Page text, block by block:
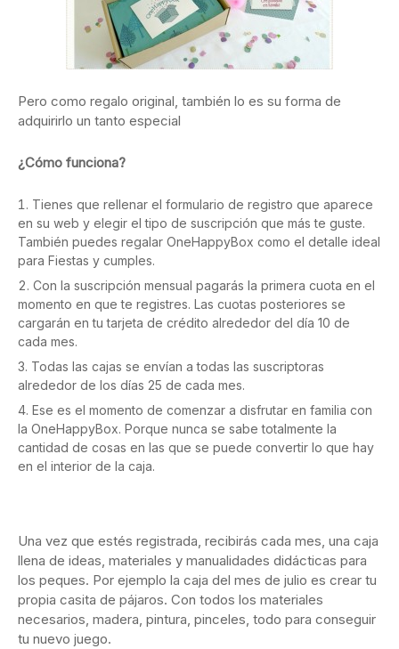
Pero como regalo original, también lo es su forma de
adquirirlo un tanto especial
¿Cómo funciona?
Tienes que rellenar el formulario de registro que aparece
en su web y elegir el tipo de suscripción que más te guste.
También puedes regalar OneHappyBox como el detalle ideal
para Fiestas y cumples.
Con la suscripción mensual pagarás la primera cuota en el
momento en que te registres. Las cuotas posteriores se
cargarán en tu tarjeta de crédito alrededor del día 10 de
cada mes.
Todas las cajas se envían a todas las suscriptoras
alrededor de los días 25 de cada mes.
Ese es el momento de comenzar a disfrutar en familia con
la OneHappyBox. Porque nunca se sabe totalmente la
cantidad de cosas en las que se puede convertir lo que hay
en el interior de la caja.
Una vez que estés registrada, recibirás cada mes, una caja
llena de ideas, materiales y manualidades didácticas para
los peques. Por ejemplo la caja del mes de julio es crear tu
propia casita de pájaros. Con todos los materiales
necesarios, madera, pintura, pinceles, todo para conseguir
tu nuevo juego.